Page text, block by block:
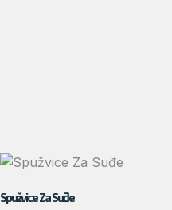
Spužvice Za Suđe